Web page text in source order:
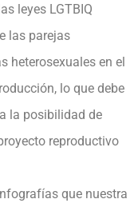
leyes LGTBIQ
las parejas
heterosexuales en el
lo que debe
la posibilidad de
reproductivo
que nuestra